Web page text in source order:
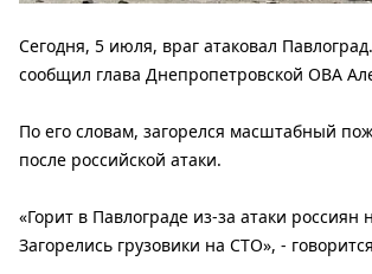
Сегодня, 5 июля, враг атаковал
сообщил глава Днепропетровской ОВА
По его словам, загорелся масштабный
после российской атаки.
«Горит в Павлограде из-за атаки россиян
Загорелись грузовики на СТО», -